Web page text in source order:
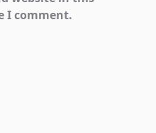
I comment.